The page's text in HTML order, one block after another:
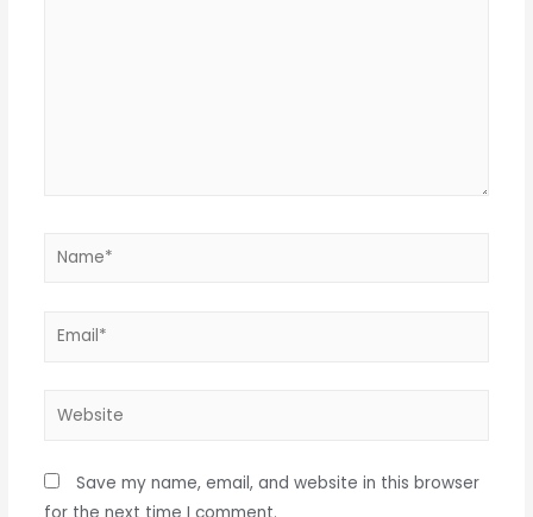
Save my name, email, and website in this browser